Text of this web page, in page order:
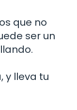
que no
ser un
y lleva tu